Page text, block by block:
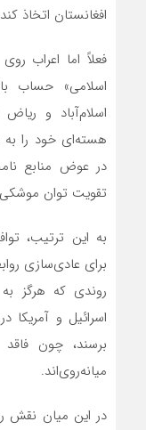
افغانستان اتخاذ
فعلاً اما اعراب
اسلامی» حساب
اسلام‌آباد و
هسته‌ای خود را به
در عوض منابع
تقویت توان
برای عادی‌سازی
روندی که هرگز
اسرائیل و
برسند، چون
میانه‌روی‌اند.
در این میان نقش